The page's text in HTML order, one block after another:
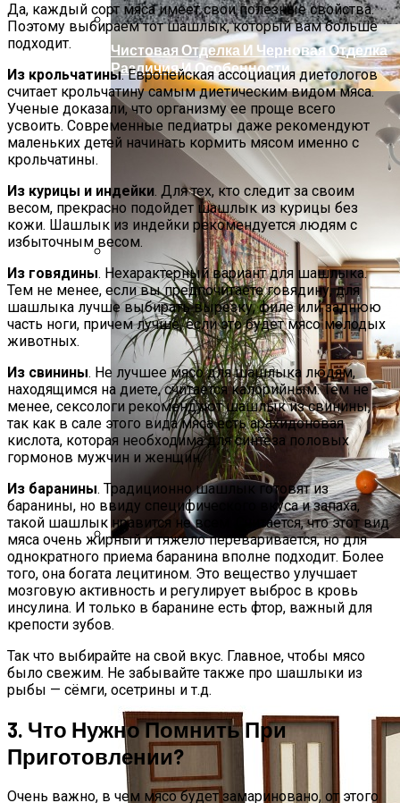
На Зубок. Главный Стоматолог РФ
Назвал Продукт, Которым Заканчивать
Ужин
Чистовая Отделка И Черновая Отделка
Различия И Особенности
Ремонт Квартир В Современных
Высотках
Да, каждый сорт мяса имеет свои полезные свойства.
Поэтому выбираем тот шашлык, который вам больше
подходит.
Из крольчатины. Европейская ассоциация диетологов
считает крольчатину самым диетическим видом мяса.
Ученые доказали, что организму ее проще всего
усвоить. Современные педиатры даже рекомендуют
маленьких детей начинать кормить мясом именно с
крольчатины.
Из курицы и индейки. Для тех, кто следит за своим
весом, прекрасно подойдет шашлык из курицы без
кожи. Шашлык из индейки рекомендуется людям с
избыточным весом.
Из говядины. Нехарактерный вариант для шашлыка.
Тем не менее, если вы предпочитаете говядину, для
шашлыка лучше выбирать вырезку, филе или заднюю
часть ноги, причем лучше, если это будет мясо молодых
животных.
Из свинины. Не лучшее мясо для шашлыка людям,
находящимся на диете, считается калорийным. Тем не
менее, сексологи рекомендуют шашлык из свинины,
так как в сале этого вида мяса есть арахидоновая
кислота, которая необходима для синтеза половых
гормонов мужчин и женщин.
Из баранины. Традиционно шашлык готовят из
баранины, но ввиду специфического вкуса и запаха,
такой шашлык нравится не всем. Считается, что этот вид
мяса очень жирный и тяжело переваривается, но для
однократного приема баранина вполне подходит. Более
того, она богата лецитином. Это вещество улучшает
мозговую активность и регулирует выброс в кровь
инсулина. И только в баранине есть фтор, важный для
крепости зубов.
Так что выбирайте на свой вкус. Главное, чтобы мясо
было свежим. Не забывайте также про шашлыки из
рыбы — сёмги, осетрины и т.д.
3. Что Нужно Помнить При
Приготовлении?
Очень важно, в чем мясо будет замариновано, от этого